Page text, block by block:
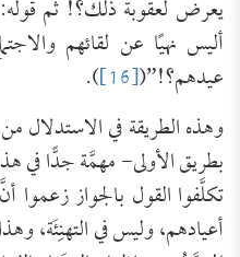
يعرض لعقوبة ذلك؟! ثم قوله:
أليس نهيًا عن لقائهم
عيدهم؟!”([16]
).
وهذه الطريقة في
بطريق الأولى- مهمَّة جدًّا في
تكلَّفوا القول بالجواز زعموا
أعيادهم، وليس في التهنِئَة،